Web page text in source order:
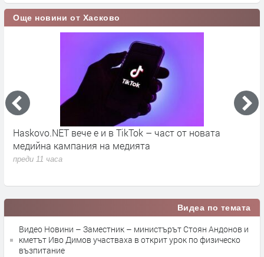
Още новини от Хасково
е и в TikTok – част от новата
на медията
ОФК „Хасково“
Видеа по темата
Видео Новини – Заместник – министърът Стоян Андонов и
кметът Иво Димов участваха в открит урок по физическо
възпитание